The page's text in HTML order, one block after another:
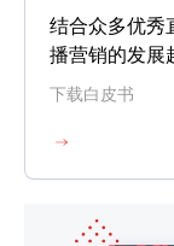
结合众多优秀
播营销的发展
下载白皮书